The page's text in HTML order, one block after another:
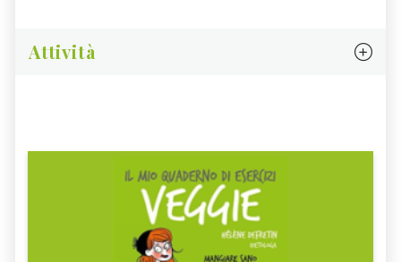
Attività